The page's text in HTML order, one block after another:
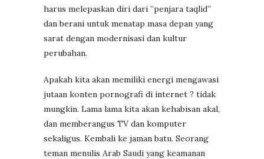
harus melepaskan diri dari ”penjara taqlid”
dan berani untuk menatap masa depan yang
sarat dengan modernisasi dan kultur
perubahan.
Apakah kita akan memiliki energi mengawasi
jutaan konten pornografi di internet ? tidak
mungkin. Lama lama kita akan kehabisan akal,
dan memberangus TV dan komputer
sekaligus. Kembali ke jaman batu. Seorang
teman menulis Arab Saudi yang keamanan